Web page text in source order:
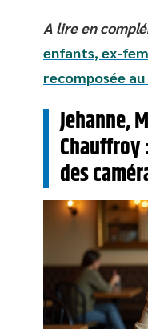
A lire en
enfants, ex-
recomposée
Jehanne,
des